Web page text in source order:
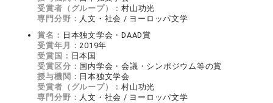
受賞者（グループ）：村山功光
専門分野： 人文・社会 / ヨーロッパ文学
賞名： 日本独文学会・DAAD賞
受賞年月：2019年
受賞国： 日本国
受賞区分： 国内学会・会議・シンポジウム等の賞
授与機関： 日本独文学会
受賞者（グループ）：村山功光
専門分野： 人文・社会 / ヨーロッパ文学